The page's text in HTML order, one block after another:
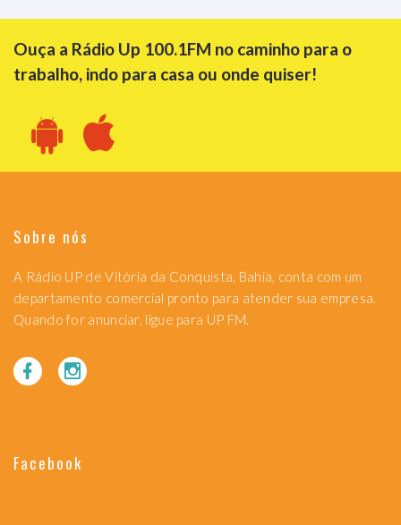
Ouça a Rádio Up 100.1FM no caminho para o
trabalho, indo para casa ou onde quiser!
Sobre nós
A Rádio UP de Vitória da Conquista, Bahia, conta com um
departamento comercial pronto para atender sua empresa.
Quando for anunciar, ligue para UP FM.
Facebook